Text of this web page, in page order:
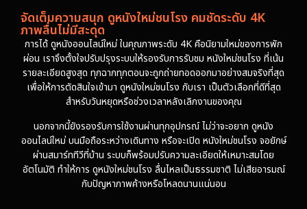
จัดเต็มความสนุก ดูหนังใหม่ชนโรง คมชัดระดับ 4K
ภาพลื่นไม่มีสะดุด
การได้ ดูหนังออนไลน์ใหม่ ในคุณภาพระดับ 4K คือนิยามใหม่ของการพัก
ผ่อน เราจึงตั้งใจปรับปรุงระบบให้รองรับการรับชม หนังใหม่ชนโรง ที่เน้น
รายละเอียดสูงสุด ทุกฉากทุกตอนจะถูกถ่ายทอดออกมาอย่างสมจริงที่สุด
เพื่อให้การตัดสินใจเข้ามา ดูหนังใหม่ชนโรง กับเรา เป็นตัวเลือกที่ดีที่สุด
สำหรับวันหยุดหรือช่วงเวลาหลังเลิกงานของคุณ
นอกจากนี้ยังรองรับการใช้งานผ่านทุกอุปกรณ์ ไม่ว่าจะอยาก ดูหนัง
ออนไลน์ใหม่ บนมือถือระหว่างเดินทาง หรือจะเปิด หนังใหม่ชนโรง จอยักษ์
ผ่านสมาร์ททีวีที่บ้าน ระบบก็พร้อมปรับความละเอียดให้เหมาะสมโดย
อัตโนมัติ ทำให้การ ดูหนังใหม่ชนโรง ลื่นไหลเป็นธรรมชาติ ไม่เสียอารมณ์
กับปัญหาภาพค้างหรือโหลดนานแน่นอน